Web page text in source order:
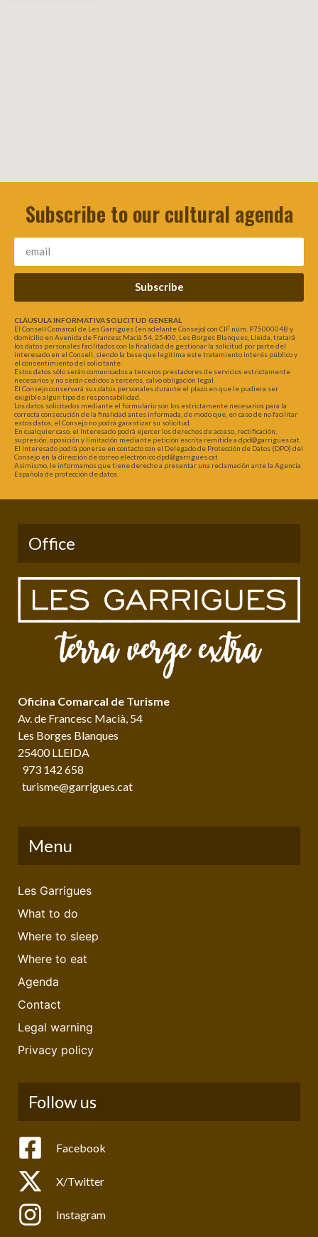
Subscribe to our cultural agenda
Subscribe
CLÁUSULA INFORMATIVA SOLICITUD GENERAL
El Consell Comarcal de Les Garrigues (en adelante Consejo) con CIF núm. P7500004B y
domicilio en Avenida de Francesc Macià 54, 25400, Les Borges Blanques, Lleida, tratará
los datos personales facilitados con la finalidad de gestionar la solicitud por parte del
interesado en el Consell, siendo la base que legitima este tratamiento interés público y
el consentimiento del solicitante.
Estos datos sólo serán comunicados a terceros prestadores de servicios estrictamente
necesarios y no serán cedidos a terceros, salvo obligación legal.
El Consejo conservará sus datos personales durante el plazo en que le pudiera ser
exigible algún tipo de responsabilidad.
Los datos solicitados mediante el formulario son los estrictamente necesarios para la
correcta consecución de la finalidad antes informada, de modo que, en caso de no facilitar
estos datos, el Consejo no podrá garantizar su solicitud.
En cualquier caso, el Interesado podrá ejercer los derechos de acceso, rectificación,
supresión, oposición y limitación mediante petición escrita remitida a dpd@garrigues.cat.
El Interesado podrá ponerse en contacto con el Delegado de Protección de Datos (DPO) del
Consejo en la dirección de correo electrónico dpd@garrigues.cat
Asimismo, le informamos que tiene derecho a presentar una reclamación ante la Agencia
Española de protección de datos.
Office
Oficina Comarcal de Turisme
Av. de Francesc Macià, 54
Les Borges Blanques
25400 LLEIDA
973 142 658
turisme@garrigues.cat
Menu
Les Garrigues
What to do
Where to sleep
Where to eat
Agenda
Contact
Legal warning
Privacy policy
Follow us
Facebook
X/Twitter
Instagram